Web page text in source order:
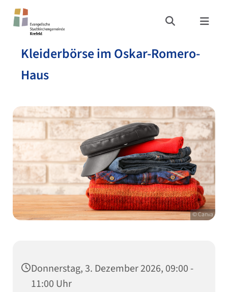
Kleiderbörse im Oskar-Romero-
Haus
© Canva
Donnerstag, 3. Dezember 2026, 09:00 -
11:00 Uhr